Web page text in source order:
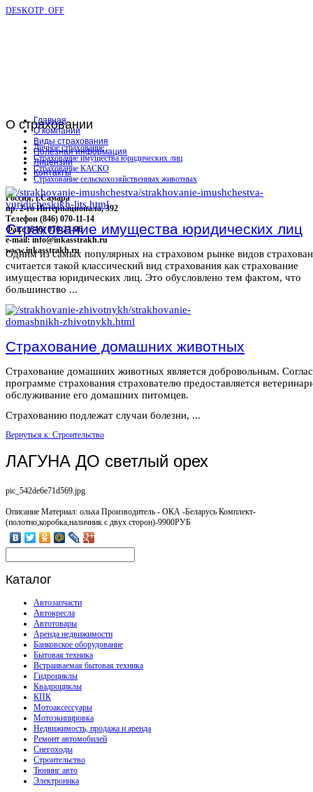
DESKOTP_OFF
О страховании
Личное страхование
Страхование имущества юридических лиц
Страхование КАСКО
Страхование сельскохозяйственных животных
Россия, г.Самара
пр. 2-го Интернационала, 392
Телефон (846) 070-11-14
Факс (846) 070-23-96
e-mail: info@inkasstrakh.ru
www.inkasstrakh.ru
Главная
О компании
Виды страхования
Полезная информация
Лицензии
Контакты
Страхование имущества юридических лиц
Одним из самых популярных на страховом рынке видов
считается такой классический вид страхования как страхование
имущества юридических лиц. Это обусловлено тем фактом, что
большинство ...
Страхование домашних животных
Страхование домашних животных является добровольным.
программе страхования страхователю предоставляется
обслуживание его домашних питомцев.
Страхованию подлежат случаи болезни, ...
Вернуться к: Строительство
ЛАГУНА ДО светлый орех
pic_542de6e71d569.jpg
Описание Материал: ольха Производитель - ОКА -Беларусь Комплект-
(полотно,коробка,наличник с двух сторон)-9900РУБ
Каталог
Автозапчасти
Автокресла
Автотовары
Аренда недвижимости
Банковское оборудование
Бытовая техника
Встраиваемая бытовая техника
Гидроциклы
Квадроциклы
КПК
Мотоаксессуары
Мотоэкипировка
Недвижимость, продажа и аренда
Ремонт автомобилей
Снегоходы
Строительство
Тюнинг авто
Электроника